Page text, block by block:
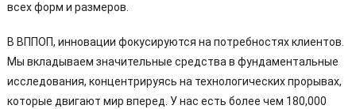
всех форм и размеров.
В ВППОП, инновации фокусируются на потребностях клиентов.
Мы вкладываем значительные средства в фундаментальные
исследования, концентрируясь на технологических прорывах,
которые двигают мир вперед. У нас есть более чем 180,000